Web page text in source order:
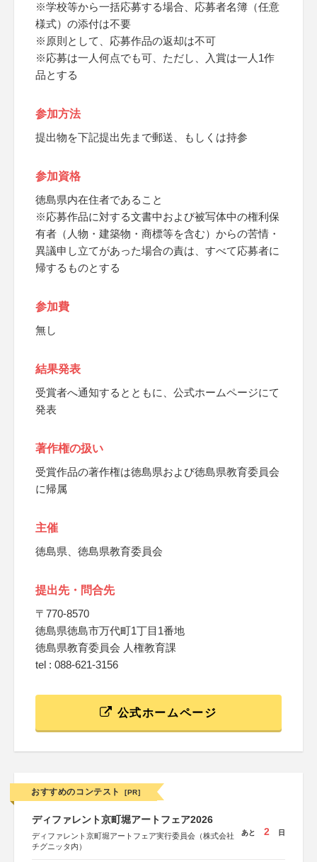
※学校等から一括応募する場合、応募者名簿（任意
様式）の添付は不要
※原則として、応募作品の返却は不可
※応募は一人何点でも可、ただし、入賞は一人1作
品とする
参加方法
提出物を下記提出先まで郵送、もしくは持参
参加資格
徳島県内在住者であること
※応募作品に対する文書中および被写体中の権利保
有者（人物・建築物・商標等を含む）からの苦情・
異議申し立てがあった場合の責は、すべて応募者に
帰するものとする
参加費
無し
結果発表
受賞者へ通知するとともに、公式ホームページにて
発表
著作権の扱い
受賞作品の著作権は徳島県および徳島県教育委員会
に帰属
主催
徳島県、徳島県教育委員会
提出先・問合先
〒770-8570
徳島県徳島市万代町1丁目1番地
徳島県教育委員会 人権教育課
tel : 088-621-3156
公式ホームページ
おすすめのコンテスト [PR]
ディファレント京町堀アートフェア2026
ディファレント京町堀アートフェア実行委員会（株式会社
チグニッタ内）
あと 2 日